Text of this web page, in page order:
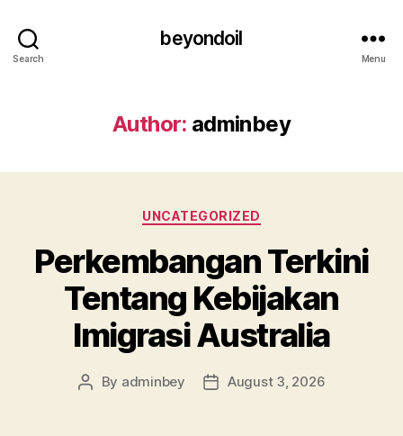
Search
beyondoil
Menu
Author: adminbey
Categories
UNCATEGORIZED
Perkembangan Terkini
Tentang Kebijakan
Imigrasi Australia
Post
By adminbey
PostAugust 3, 2026